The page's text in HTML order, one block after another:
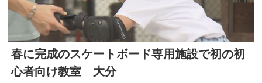
春に完成のスケートボード専用施設で初の初
心者向け教室 大分